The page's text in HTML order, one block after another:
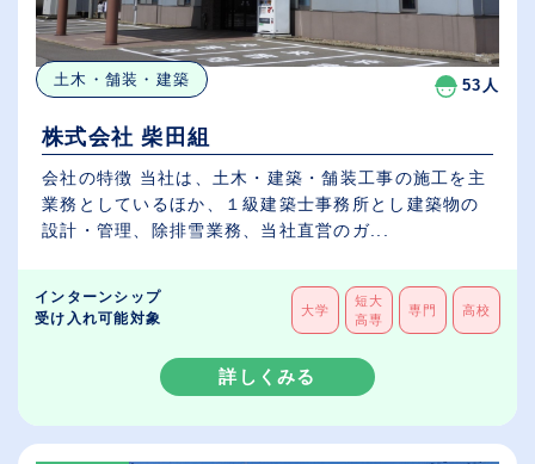
土木・舗装・建築 53人
株式会社 柴田組
会社の特徴 当社は、土木・建築・舗装工事の施工を主
業務としているほか、１級建築士事務所とし建築物の
設計・管理、除排雪業務、当社直営のガ...
インターンシップ
受け入れ可能対象
大学
短大
高専
専門 高校
詳しくみる